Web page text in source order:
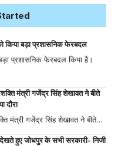
किया बड़ा प्रशासनिक फेरबदल
प्रशासनिक फेरबदल किया है।
मंत्री गजेंद्र सिंह शेखावत ने बीते
दौरा
मंत्री गजेंद्र सिंह शेखावत ने बीते…
देखते हुए जोधपुर के सभी सरकारी- निजी